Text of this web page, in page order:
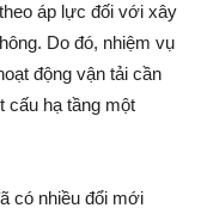
áp lực đối với xây
Do đó, nhiệm vụ
động vận tải cần
cấu hạ tầng một
có nhiều đổi mới